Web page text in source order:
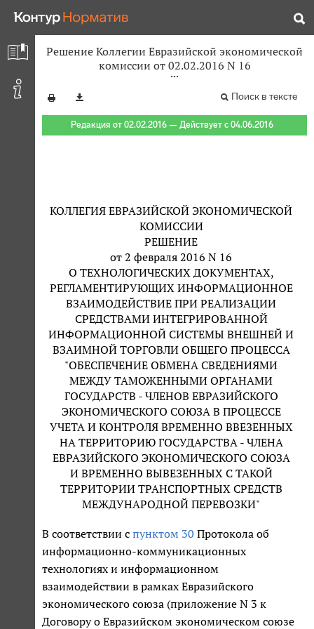
Решение Коллегии Евразийской экономической
комиссии от 02.02.2016 N 16
Поиск в тексте
Редакция от 02.02.2016 — Действует с 04.06.2016
КОЛЛЕГИЯ ЕВРАЗИЙСКОЙ ЭКОНОМИЧЕСКОЙ
КОМИССИИ
РЕШЕНИЕ
от 2 февраля 2016 N 16
О ТЕХНОЛОГИЧЕСКИХ ДОКУМЕНТАХ,
РЕГЛАМЕНТИРУЮЩИХ ИНФОРМАЦИОННОЕ
ВЗАИМОДЕЙСТВИЕ ПРИ РЕАЛИЗАЦИИ
СРЕДСТВАМИ ИНТЕГРИРОВАННОЙ
ИНФОРМАЦИОННОЙ СИСТЕМЫ ВНЕШНЕЙ И
ВЗАИМНОЙ ТОРГОВЛИ ОБЩЕГО ПРОЦЕССА
"ОБЕСПЕЧЕНИЕ ОБМЕНА СВЕДЕНИЯМИ
МЕЖДУ ТАМОЖЕННЫМИ ОРГАНАМИ
ГОСУДАРСТВ - ЧЛЕНОВ ЕВРАЗИЙСКОГО
ЭКОНОМИЧЕСКОГО СОЮЗА В ПРОЦЕССЕ
УЧЕТА И КОНТРОЛЯ ВРЕМЕННО ВВЕЗЕННЫХ
НА ТЕРРИТОРИЮ ГОСУДАРСТВА - ЧЛЕНА
ЕВРАЗИЙСКОГО ЭКОНОМИЧЕСКОГО СОЮЗА
И ВРЕМЕННО ВЫВЕЗЕННЫХ С ТАКОЙ
ТЕРРИТОРИИ ТРАНСПОРТНЫХ СРЕДСТВ
МЕЖДУНАРОДНОЙ ПЕРЕВОЗКИ"
В соответствии с пунктом 30 Протокола об
информационно-коммуникационных
технологиях и информационном
взаимодействии в рамках Евразийского
экономического союза (приложение N 3 к
Договору о Евразийском экономическом союзе